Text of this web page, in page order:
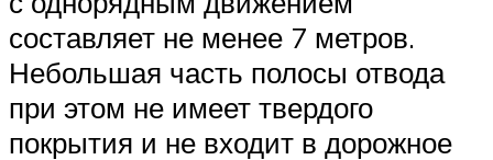
составляет не менее 7 метров.
Небольшая часть полосы отвода
при этом не имеет твердого
покрытия и не входит в дорожное